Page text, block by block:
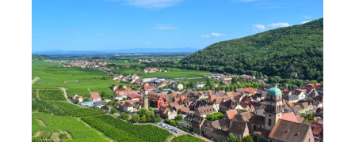
טיולי אקטיב - אופניים, שייט והליכה
יעדים »
תכנוןטיולים לצפון אמריקהלחצו לרשימת היעדים »
קרוזים והפלגות נופשלחצו לרשימת היעדים »